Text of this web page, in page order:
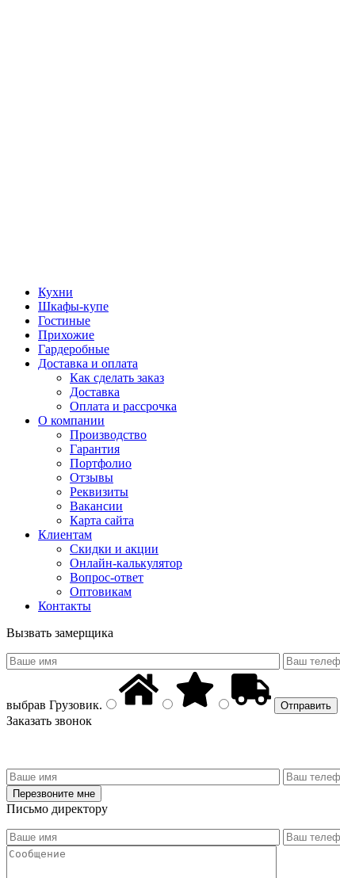
Кухни
Шкафы-купе
Гостиные
Прихожие
Гардеробные
Доставка и оплата
Как сделать заказ
Доставка
Оплата и рассрочка
О компании
Производство
Гарантия
Портфолио
Отзывы
Реквизиты
Вакансии
Карта сайта
Клиентам
Скидки и акции
Онлайн-калькулятор
Вопрос-ответ
Оптовикам
Контакты
Вызвать замерщика
выбрав Грузовик.
Заказать звонок
Письмо директору